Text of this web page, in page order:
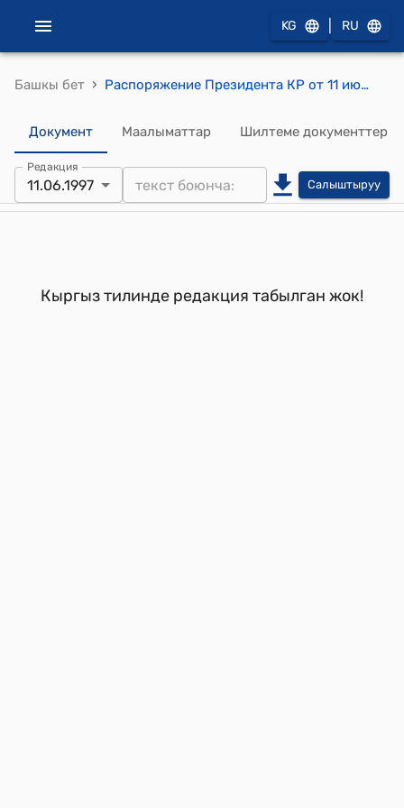
KG RU
Башкы бет › Распоряжение Президента КР от 11 июня 1997 года РП №193
Документ Маалыматтар Шилтеме документтер
Редакция
11.06.1997 Салыштыруу
Кыргыз тилинде редакция табылган жок!